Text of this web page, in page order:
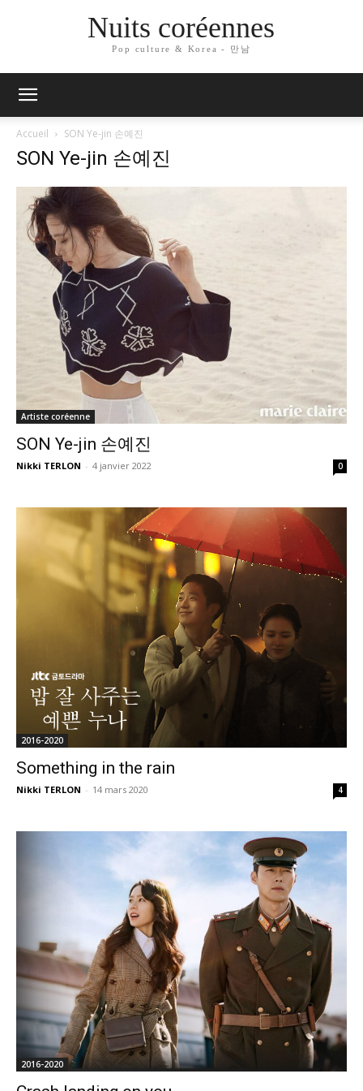
Nuits coréennes
Pop culture & Korea - 만남
Accueil SON Ye-jin 손예진
SON Ye-jin 손예진
Artiste coréenne
SON Ye-jin 손예진
Nikki TERLON - 4 janvier 2022 0
2016-2020
Something in the rain
Nikki TERLON - 14 mars 2020 4
2016-2020